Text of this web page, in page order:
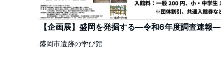
【企画展】盛岡を発掘する―令和6年度調査速報—
盛岡市遺跡の学び館